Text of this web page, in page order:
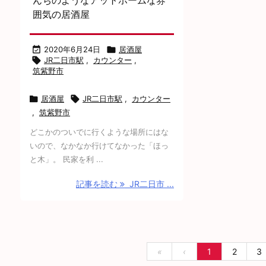
囲気の居酒屋
 2020年6月24日  居酒屋
 JR二日市駅 , カウンター ,
筑紫野市
 居酒屋  JR二日市駅 ,
カウンター
, 筑紫野市
どこかのついでに行くような場所にはな
いので、なかなか行けてなかった「ほっ
と木」。 民家を利 ...
記事を読む JR二日市 ...
« ‹ 1 2 3